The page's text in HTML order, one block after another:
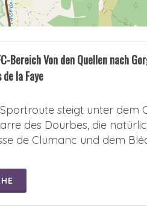
Bereich Von den Quellen nach
de la Faye
steigt unter dem
des Dourbes, die
de Clumanc und dem